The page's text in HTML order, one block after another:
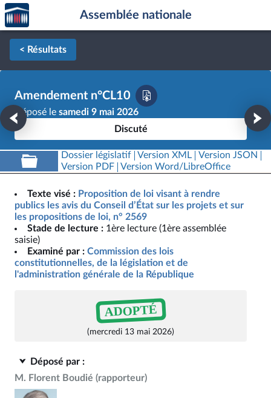
Aller au contenu
Aller en bas de la page
Accèder
à la
page
d'accueil
Assemblée nationale
< Résultats
Amendement n°CL10
Déposé le samedi 9 mai 2026
Discuté
Dossier législatif Version XML
Version JSON
Version PDF
Version Word/LibreOffice
Texte visé : Proposition de loi visant à rendre
publics les avis du Conseil d’État sur les projets et sur
les propositions de loi, n° 2569
Stade de lecture : 1ère lecture (1ère assemblée
saisie)
Examiné par : Commission des lois
constitutionnelles, de la législation et de
l'administration générale de la République
ADOPTÉ
(mercredi 13 mai 2026)
Déposé par :
M. Florent Boudié (rapporteur)